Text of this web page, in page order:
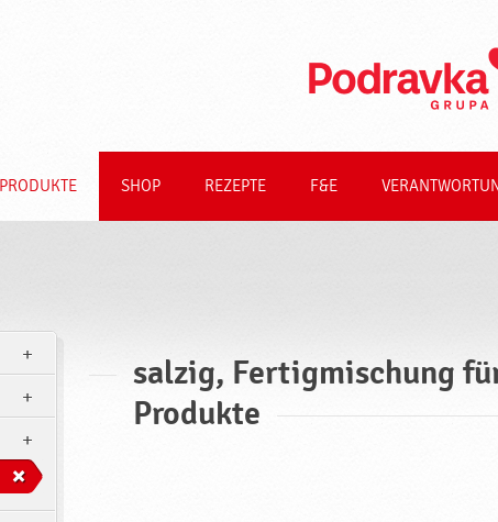
PRODUKTE SHOP REZEPTE F&E
salzig, Fertigmischung
Produkte